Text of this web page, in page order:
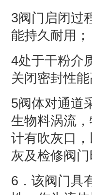
3阀门启闭过
能持久耐用；
4处于干粉介
关闭密封性
5阀体对通道
生物料涡流
计有吹灰口
灰及检修阀
6．该阀门具